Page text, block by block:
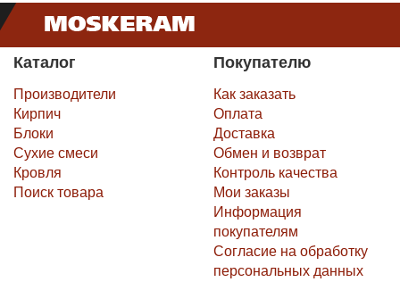
Каталог
Производители
Кирпич
Блоки
Сухие смеси
Кровля
Поиск товара
Покупателю
Как заказать
Оплата
Доставка
Обмен и возврат
Контроль качества
Мои заказы
Информация
покупателям
Согласие на обработку
персональных данных